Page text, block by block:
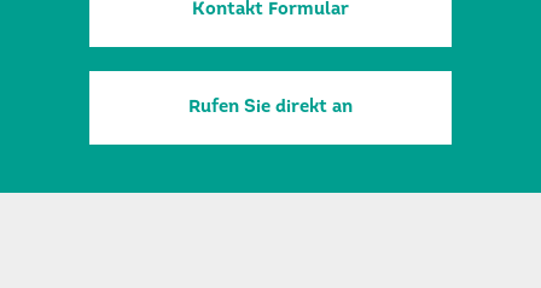
Kontakt Formular
Rufen Sie direkt an